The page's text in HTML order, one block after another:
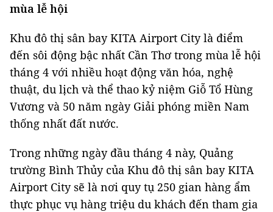
mùa lễ hội
Khu đô thị sân bay KITA Airport City là điểm
đến sôi động bậc nhất Cần Thơ trong mùa lễ hội
tháng 4 với nhiều hoạt động văn hóa, nghệ
thuật, du lịch và thể thao kỷ niệm Giỗ Tổ Hùng
Vương và 50 năm ngày Giải phóng miền Nam
thống nhất đất nước.
Trong những ngày đầu tháng 4 này, Quảng
trường Bình Thủy của Khu đô thị sân bay KITA
Airport City sẽ là nơi quy tụ 250 gian hàng ẩm
thực phục vụ hàng triệu du khách đến tham gia